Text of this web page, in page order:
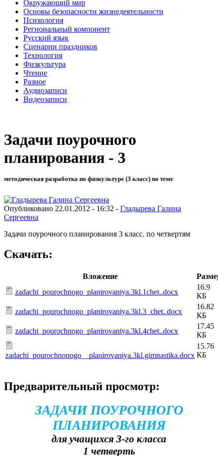
Окружающий мир
Основы безопасности жизнедеятельности
Психология
Региональный компонент
Русский язык
Сценарии праздников
Технология
Физкультура
Чтение
Разное
Аудиозаписи
Видеозаписи
Задачи поурочного
планирования - 3
методическая разработка по физкультуре (3 класс) по теме
Опубликовано 22.01.2012 - 16:32 - Гладырева Галина
Сергеевна
Задачи поурочного планирования 3 класс. по четвертям
Скачать:
Вложение
zadachi_pourochnogo_planirovaniya.3kl.1chet..docx
16.9
КБ
zadachi_pourochnogo_planirovaniya.3kl.3_chet..docx
16.82
КБ
zadachi_pourochnogo_planirovaniya.3kl.4chet..docx
17.45
КБ
zadachi_pourochnonogo__planirovaniya.3kl.gimnastika.docx
15.76
КБ
Предварительный просмотр:
ЗАДАЧИ ПОУРОЧНОГО
ПЛАНИРОВАНИЯ
для учащихся 3-го класса
1 четверть